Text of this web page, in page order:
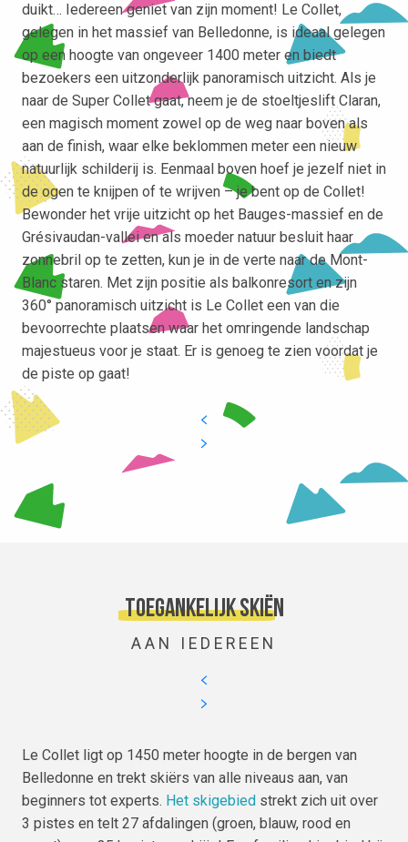
duikt… Iedereen geniet van zijn moment! Le Collet,
gelegen in het massief van Belledonne, is ideaal gelegen
op een hoogte van ongeveer 1400 meter en biedt
bezoekers een uitzonderlijk panoramisch uitzicht. Als je
naar de Super Collet gaat, neem je de stoeltjeslift Claran,
een magisch moment zowel op de weg naar boven als
aan de finish, waar elke beklommen meter een nieuw
natuurlijk schilderij is. Eenmaal boven hoef je jezelf niet in
de ogen te knijpen of te wrijven – je bent op de Collet!
Bewonder het vrije uitzicht op het Bauges-massief en de
Grésivaudan-vallei en als moeder natuur besluit haar
zonnebril op te zetten, kun je in de verte naar de Mont-
Blanc staren. Met zijn positie als balkonresort en zijn
360° panoramisch uitzicht is Le Collet een van die
bevoorrechte plaatsen waar het omringende landschap
majestueus voor je staat. Er is genoeg te zien voordat je
de piste op gaat!
Toegankelijk skiën
AAN IEDEREEN
Le Collet ligt op 1450 meter hoogte in de bergen van
Belledonne en trekt skiërs van alle niveaus aan, van
beginners tot experts. Het skigebied strekt zich uit over
3 pistes en telt 27 afdalingen (groen, blauw, rood en